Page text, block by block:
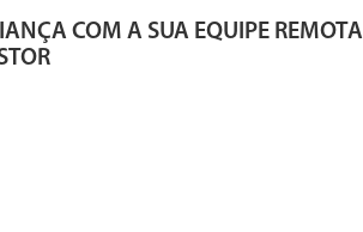
COM A SUA EQUIPE REMOTA